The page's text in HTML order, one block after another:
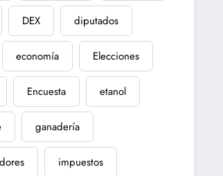
DEX diputados
economía Elecciones
Encuesta etanol
ganadería
impuestos